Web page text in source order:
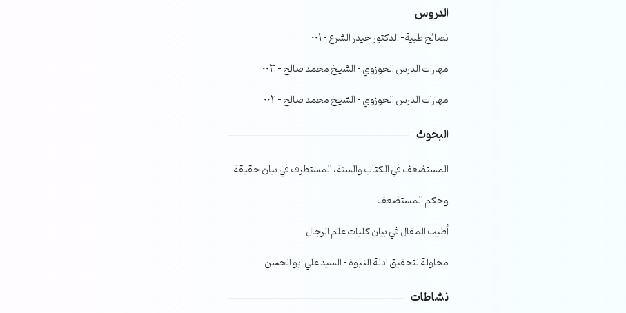
الصوت.الدروس
نصائح طبية- الدكتور حيدر الشرع – 001
مهارات الدرس الحوزوي – الشيخ محمد صالح – 003
مهارات الدرس الحوزوي – الشيخ محمد صالح – 002
البحوث
المستضعف في الكتاب والسنة، المستطرف في بيان حقيقة
وحكم المستضعف
أطيب المقال في بيان كليات علم الرجال
محاولة لتحقيق ادلة النبوة – السيد علي ابو الحسن
نشاطات